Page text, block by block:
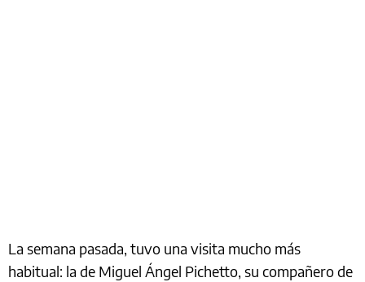
La semana pasada, tuvo una visita mucho más
habitual: la de Miguel Ángel Pichetto, su compañero de